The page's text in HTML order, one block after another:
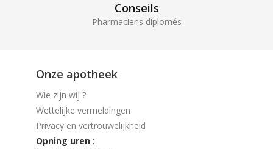
Conseils
Pharmaciens diplomés
Onze apotheek
Wie zijn wij ?
Wettelijke vermeldingen
Privacy en vertrouwelijkheid
Opning uren :